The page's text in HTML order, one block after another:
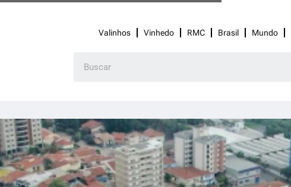
Valinhos Vinhedo RMC Brasil Mundo